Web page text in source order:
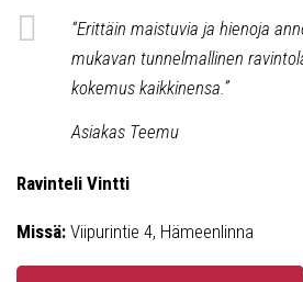
“Erittäin maistuvia ja hienoja
mukavan tunnelmallinen
kokemus kaikkinensa.”
Asiakas Teemu
Ravinteli Vintti
Missä: Viipurintie 4, Hämeenlinna